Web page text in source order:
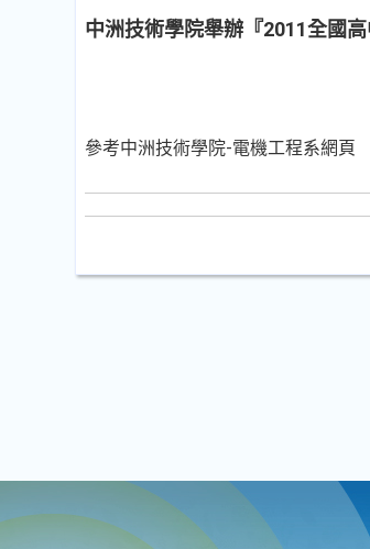
中洲技術學院舉辦『2011全國
參考中洲技術學院-電機工程系網頁